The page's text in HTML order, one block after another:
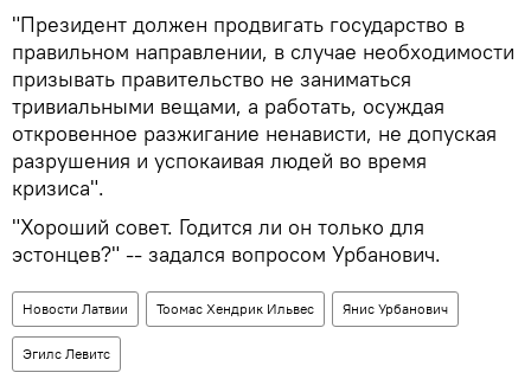
"Президент должен продвигать государство в
правильном направлении, в случае необходимости
призывать правительство не заниматься
тривиальными вещами, а работать, осуждая
откровенное разжигание ненависти, не допуская
разрушения и успокаивая людей во время
кризиса".
"Хороший совет. Годится ли он только для
эстонцев?" -- задался вопросом Урбанович.
Новости Латвии Тоомас Хендрик Ильвес Янис Урбанович
Эгилс Левитс